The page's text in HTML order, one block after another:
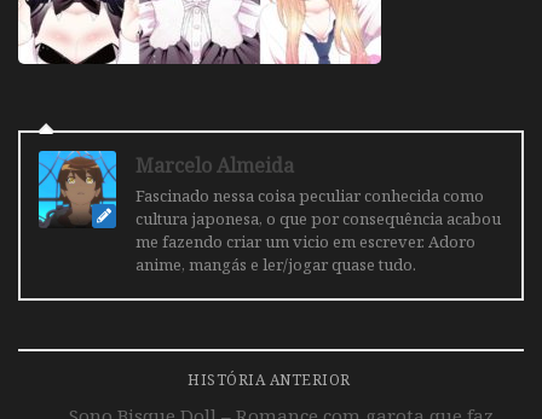
Marcelo Almeida
Fascinado nessa coisa peculiar conhecida como
cultura japonesa, o que por consequência acabou
me fazendo criar um vicio em escrever. Adoro
anime, mangás e ler/jogar quase tudo.
HISTÓRIA ANTERIOR